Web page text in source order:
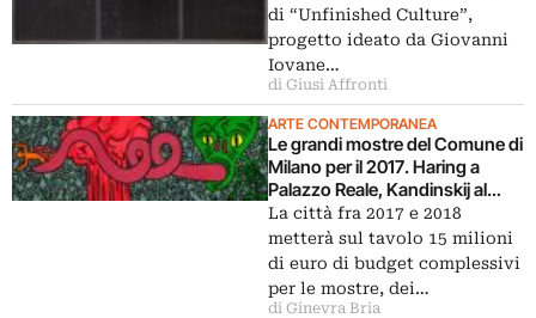
di “Unfinished Culture”,
progetto ideato da Giovanni
Iovane…
di Giusi Affronti
ARTE CONTEMPORANEA
Le grandi mostre del Comune di
Milano per il 2017. Haring a
Palazzo Reale, Kandinskij al
Mudec
La città fra 2017 e 2018
metterà sul tavolo 15 milioni
di euro di budget complessivi
per le mostre, dei…
di Ginevra Bria